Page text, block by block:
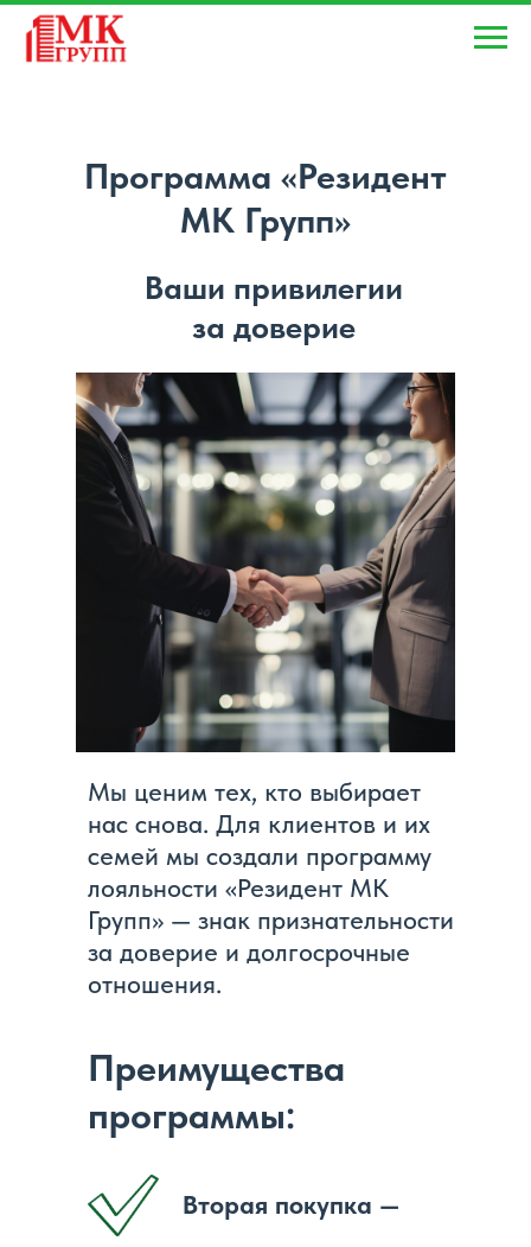
Программа «Резидент
МК Групп»
Преимущества
программы:
Ваши привилегии
за доверие
Мы ценим тех, кто выбирает
нас снова. Для клиентов и их
семей мы создали программу
лояльности «Резидент МК
Групп» — знак признательности
за доверие и долгосрочные
отношения.
Вторая покупка —